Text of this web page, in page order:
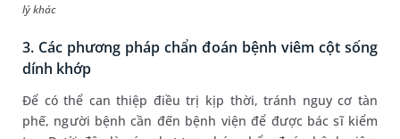
lý khác
3. Các phương pháp chẩn đoán bệnh viêm cột sống
dính khớp
Để có thể can thiệp điều trị kịp thời, tránh nguy cơ tàn
phế, người bệnh cần đến bệnh viện để được bác sĩ kiểm